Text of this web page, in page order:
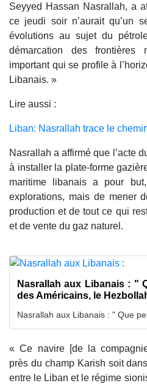
Seyyed Hassan Nasrallah, a
ce jeudi soir n’aurait qu’un
évolutions au sujet du
démarcation des frontières
important qui se profile à
Libanais. »
Lire aussi :
Liban: Nasrallah trace le
Nasrallah a affirmé que l’acte
à installer la plate-forme
maritime libanais a pour
explorations, mais de mener
production et de tout ce qui
et de vente du gaz naturel.
Nasrallah aux Libanais : "
des Américains, le
Nasrallah aux Libanais : " Que
« Ce navire [de la
près du champ Karish soit
entre le Liban et le régime